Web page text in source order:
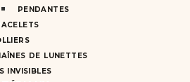
PENDANTES
DE LUNETTES
INVISIBLES